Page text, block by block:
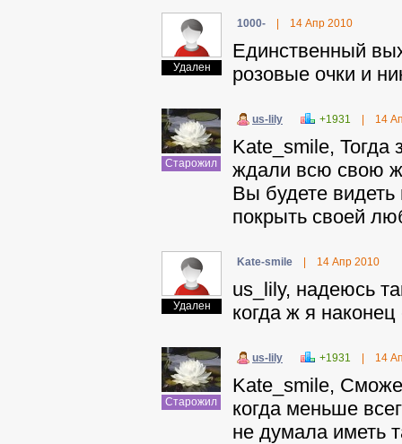
Удален
1000- 14 Апр 2010
Единственный
розовые очки и
Старожил
us-lily +1931 14
Kate_smile, Тогда
ждали всю свою
Вы будете видеть
покрыть своей
Удален
Kate-smile 14 Апр 2010
us_lily, надеюсь
когда ж я
Старожил
us-lily +1931 14
Kate_smile,
когда меньше
не думала иметь